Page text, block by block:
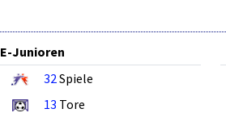
E-Junioren
32Spiele
13 Tore